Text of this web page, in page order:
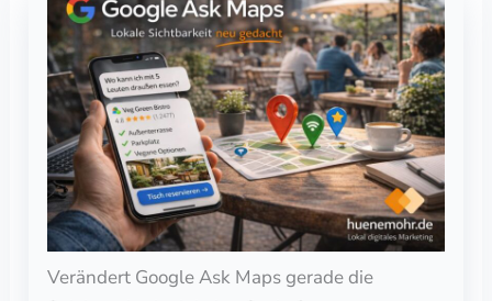
Verändert Google Ask Maps gerade die